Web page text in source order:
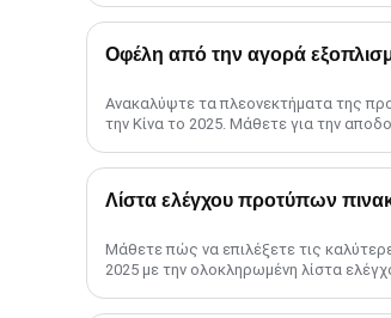
Οφέλη από την αγορά
Ανακαλύψτε τα πλεονεκτήματα της
την Κίνα το 2025. Μάθετε για την
Μάθετε πώς να επιλέξετε τις
2025 με την ολοκληρωμένη λίστα